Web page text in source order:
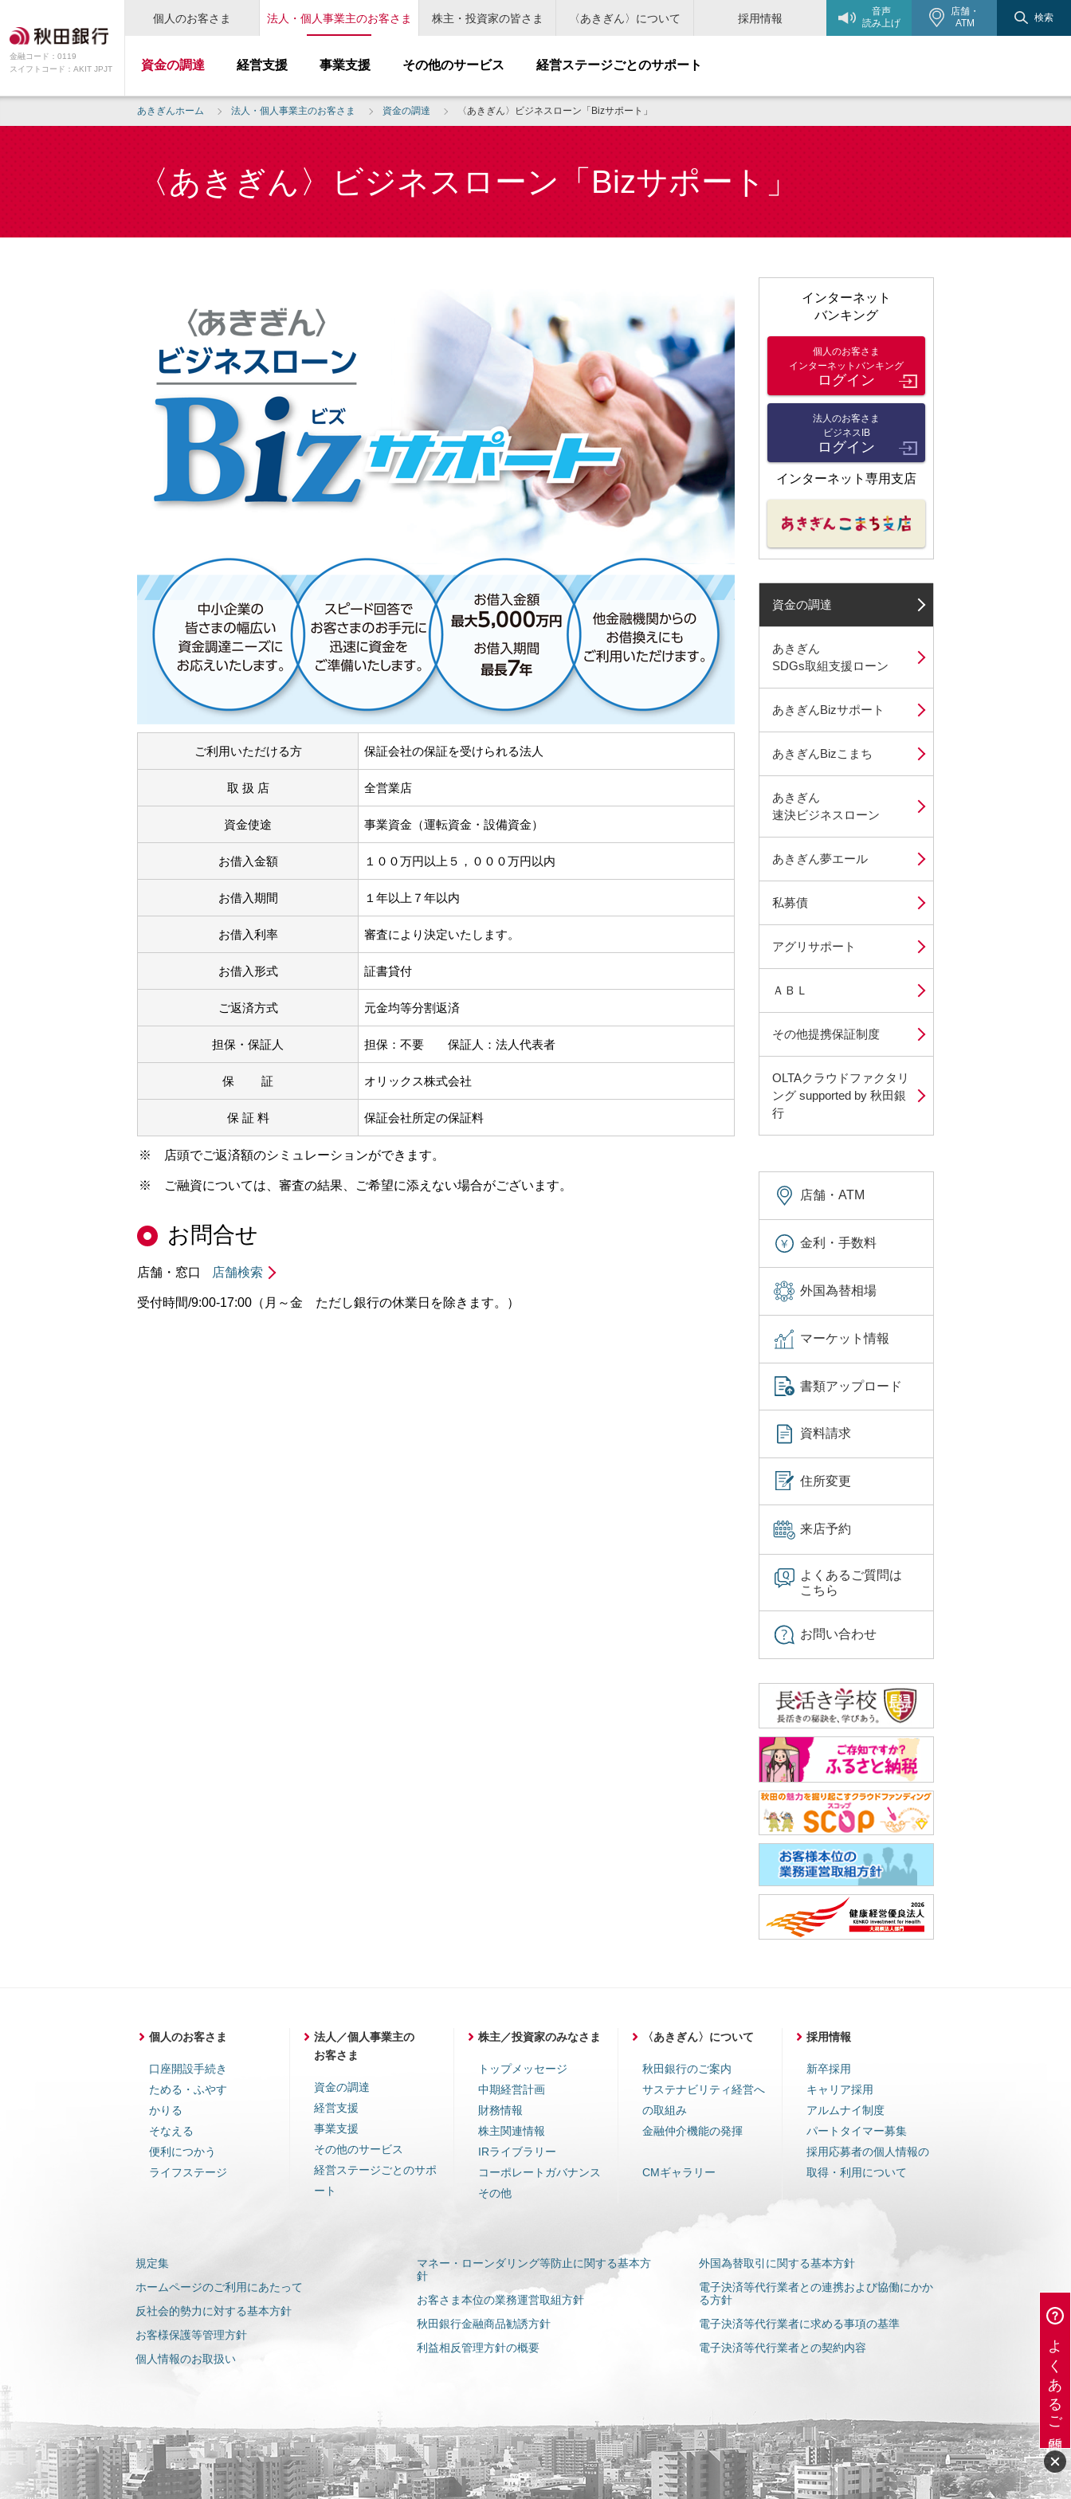
金融コード：0119
スイフトコード：AKIT JPJT
個人のお客さま 法人・個人事業主のお客さま
資金の調達 経営支援 事業支援 その他のサービス 経営ステージごとのサポート
株主・投資家の皆さま 〈あきぎん〉について 採用情報
音声
読み上げ
店舗・
ATM
検索
あきぎんホーム 法人・個人事業主のお客さま 資金の調達 〈あきぎん〉ビジネスローン「Bizサポート」
〈あきぎん〉ビジネスローン「Bizサポート」
ご利用いただける方 保証会社の保証を受けられる法人
取 扱 店 全営業店
資金使途 事業資金（運転資金・設備資金）
お借入金額 １００万円以上５，０００万円以内
お借入期間 １年以上７年以内
お借入利率 審査により決定いたします。
お借入形式 証書貸付
ご返済方式 元金均等分割返済
担保・保証人 担保：不要 保証人：法人代表者
保 証 オリックス株式会社
保 証 料 保証会社所定の保証料
※ 店頭でご返済額のシミュレーションができます。
※ ご融資については、審査の結果、ご希望に添えない場合がございます。
お問合せ
店舗・窓口 店舗検索
受付時間/9:00-17:00（月～金 ただし銀行の休業日を除きます。）
インターネット
バンキング
個人のお客さま
インターネットバンキング
ログイン
法人のお客さま
ビジネスIB
ログイン
インターネット専用支店
資金の調達
あきぎん
SDGs取組支援ローン
あきぎんBizサポート
あきぎんBizこまち
あきぎん
速決ビジネスローン
あきぎん夢エール
私募債
アグリサポート
ＡＢＬ
その他提携保証制度
OLTAクラウドファクタリ
ング supported by 秋田銀
行
店舗・ATM
金利・手数料
外国為替相場
マーケット情報
書類アップロード
資料請求
住所変更
来店予約
よくあるご質問は
こちら
お問い合わせ
個人のお客さま
口座開設手続き
ためる・ふやす
かりる
そなえる
便利につかう
ライフステージ
法人／個人事業主の
お客さま
資金の調達
経営支援
事業支援
その他のサービス
経営ステージごとのサポ
ート
株主／投資家のみなさま
トップメッセージ
中期経営計画
財務情報
株主関連情報
IRライブラリー
コーポレートガバナンス
その他
〈あきぎん〉について
秋田銀行のご案内
サステナビリティ経営へ
の取組み
金融仲介機能の発揮
CMギャラリー
採用情報
新卒採用
キャリア採用
アルムナイ制度
パートタイマー募集
採用応募者の個人情報の
取得・利用について
規定集
ホームページのご利用にあたって
反社会的勢力に対する基本方針
お客様保護等管理方針
個人情報のお取扱い
マネー・ローンダリング等防止に関する基本方
針
お客さま本位の業務運営取組方針
秋田銀行金融商品勧誘方針
利益相反管理方針の概要
外国為替取引に関する基本方針
電子決済等代行業者との連携および協働にかか
る方針
電子決済等代行業者に求める事項の基準
電子決済等代行業者との契約内容
よくあるご質問